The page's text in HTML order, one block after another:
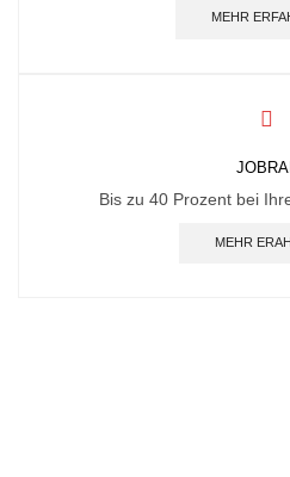
MEHR
Bis zu 40 Prozent bei
MEHR